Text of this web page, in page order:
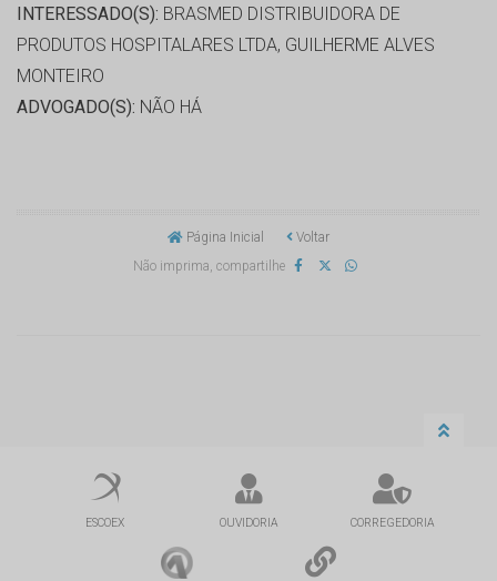
INTERESSADO(S): BRASMED DISTRIBUIDORA DE
PRODUTOS HOSPITALARES LTDA, GUILHERME ALVES
MONTEIRO
ADVOGADO(S): NÃO HÁ
Página Inicial
Voltar
Não imprima, compartilhe
ESCOEX OUVIDORIA CORREGEDORIA